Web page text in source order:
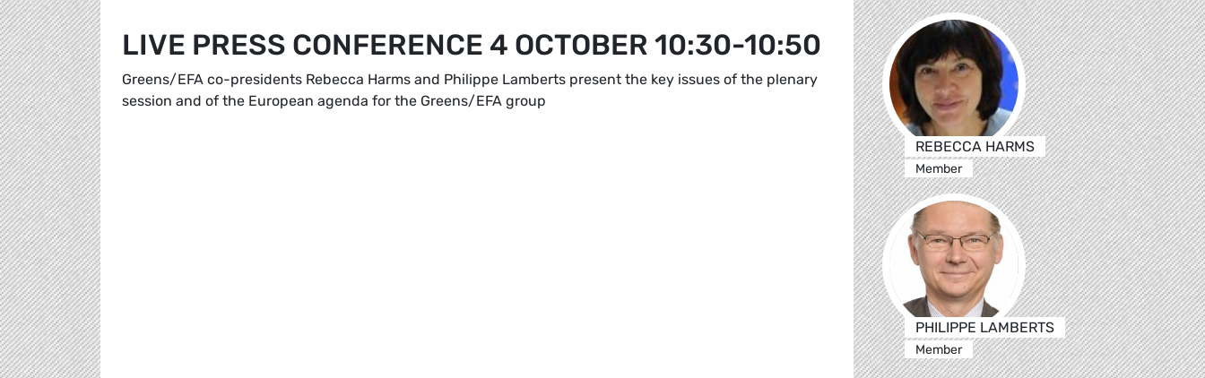
LIVE PRESS CONFERENCE 4 OCTOBER 10:30-10:50
Greens/EFA co-presidents Rebecca Harms and Philippe Lamberts present the key issues of the plenary
session and of the European agenda for the Greens/EFA group
REBECCA HARMS
Member
PHILIPPE LAMBERTS
Member